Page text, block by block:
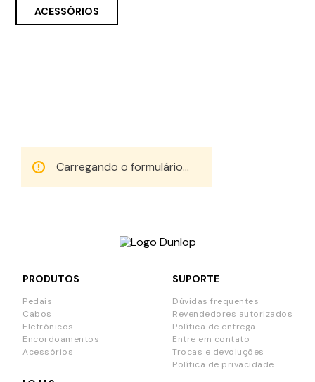
ACESSÓRIOS
Carregando o formulário...
PRODUTOS
Pedais
Cabos
Eletrônicos
Encordoamentos
Acessórios
SUPORTE
Dúvidas frequentes
Revendedores autorizados
Política de entrega
Entre em contato
Trocas e devoluções
Política de privacidade